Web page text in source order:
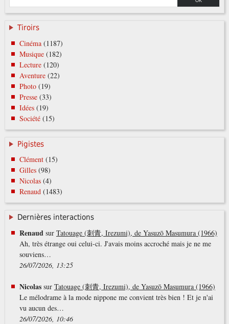
Tiroirs
Cinéma (1187)
Musique (182)
Lecture (120)
Aventure (22)
Photo (19)
Presse (33)
Idées (19)
Société (15)
Pigistes
Clément(15)
Gilles(98)
Nicolas(4)
Renaud(1483)
Dernières interactions
Renaud sur Tatouage (刺青, Irezumi), de Yasuzō Masumura (1966)
Ah, très étrange oui celui-ci. J'avais moins accroché mais je ne me
souviens…
26/07/2026, 13:25
Nicolassur Tatouage (刺青, Irezumi), de Yasuzō Masumura (1966)
Le mélodrame à la mode nippone me convient très bien ! Et je n'ai
vu aucun des…
26/07/2026, 10:46